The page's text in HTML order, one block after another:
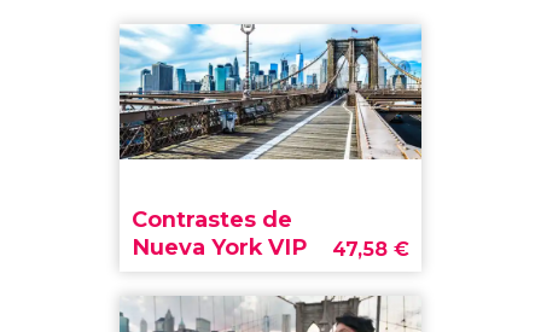
Contrastes de
Nueva York VIP
47,58 €